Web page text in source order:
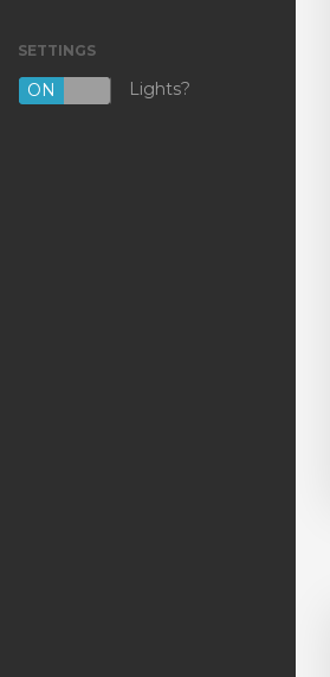
SETTINGS
ON OFF
Lights?